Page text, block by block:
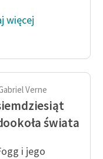
więcej
Verne
świata
i jego